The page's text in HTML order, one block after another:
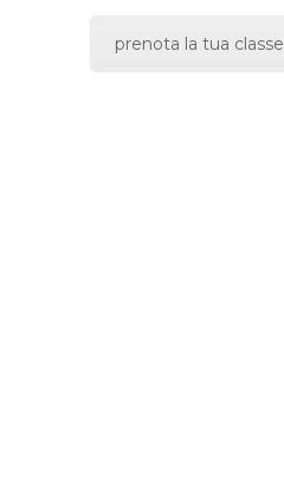
prenota la tua classe